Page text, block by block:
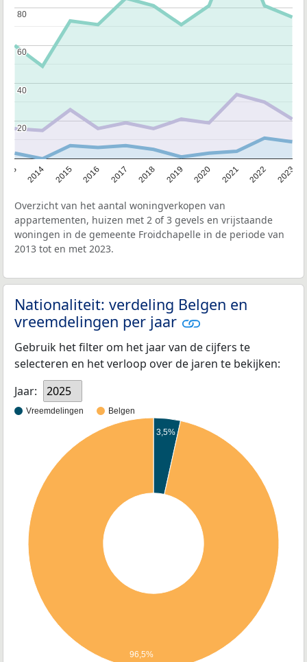
2014 2015 2016 2017 2018 2019 2020 2021 2022 2023
20
20
40
40
60
60
80
80
Overzicht van het aantal woningverkopen van
appartementen, huizen met 2 of 3 gevels en vrijstaande
woningen in de gemeente Froidchapelle in de periode van
2013 tot en met 2023.
Nationaliteit: verdeling Belgen en
vreemdelingen per jaar
Gebruik het filter om het jaar van de cijfers te
selecteren en het verloop over de jaren te bekijken:
Jaar:
2025
Vreemdelingen Belgen
3,5%
96,5%